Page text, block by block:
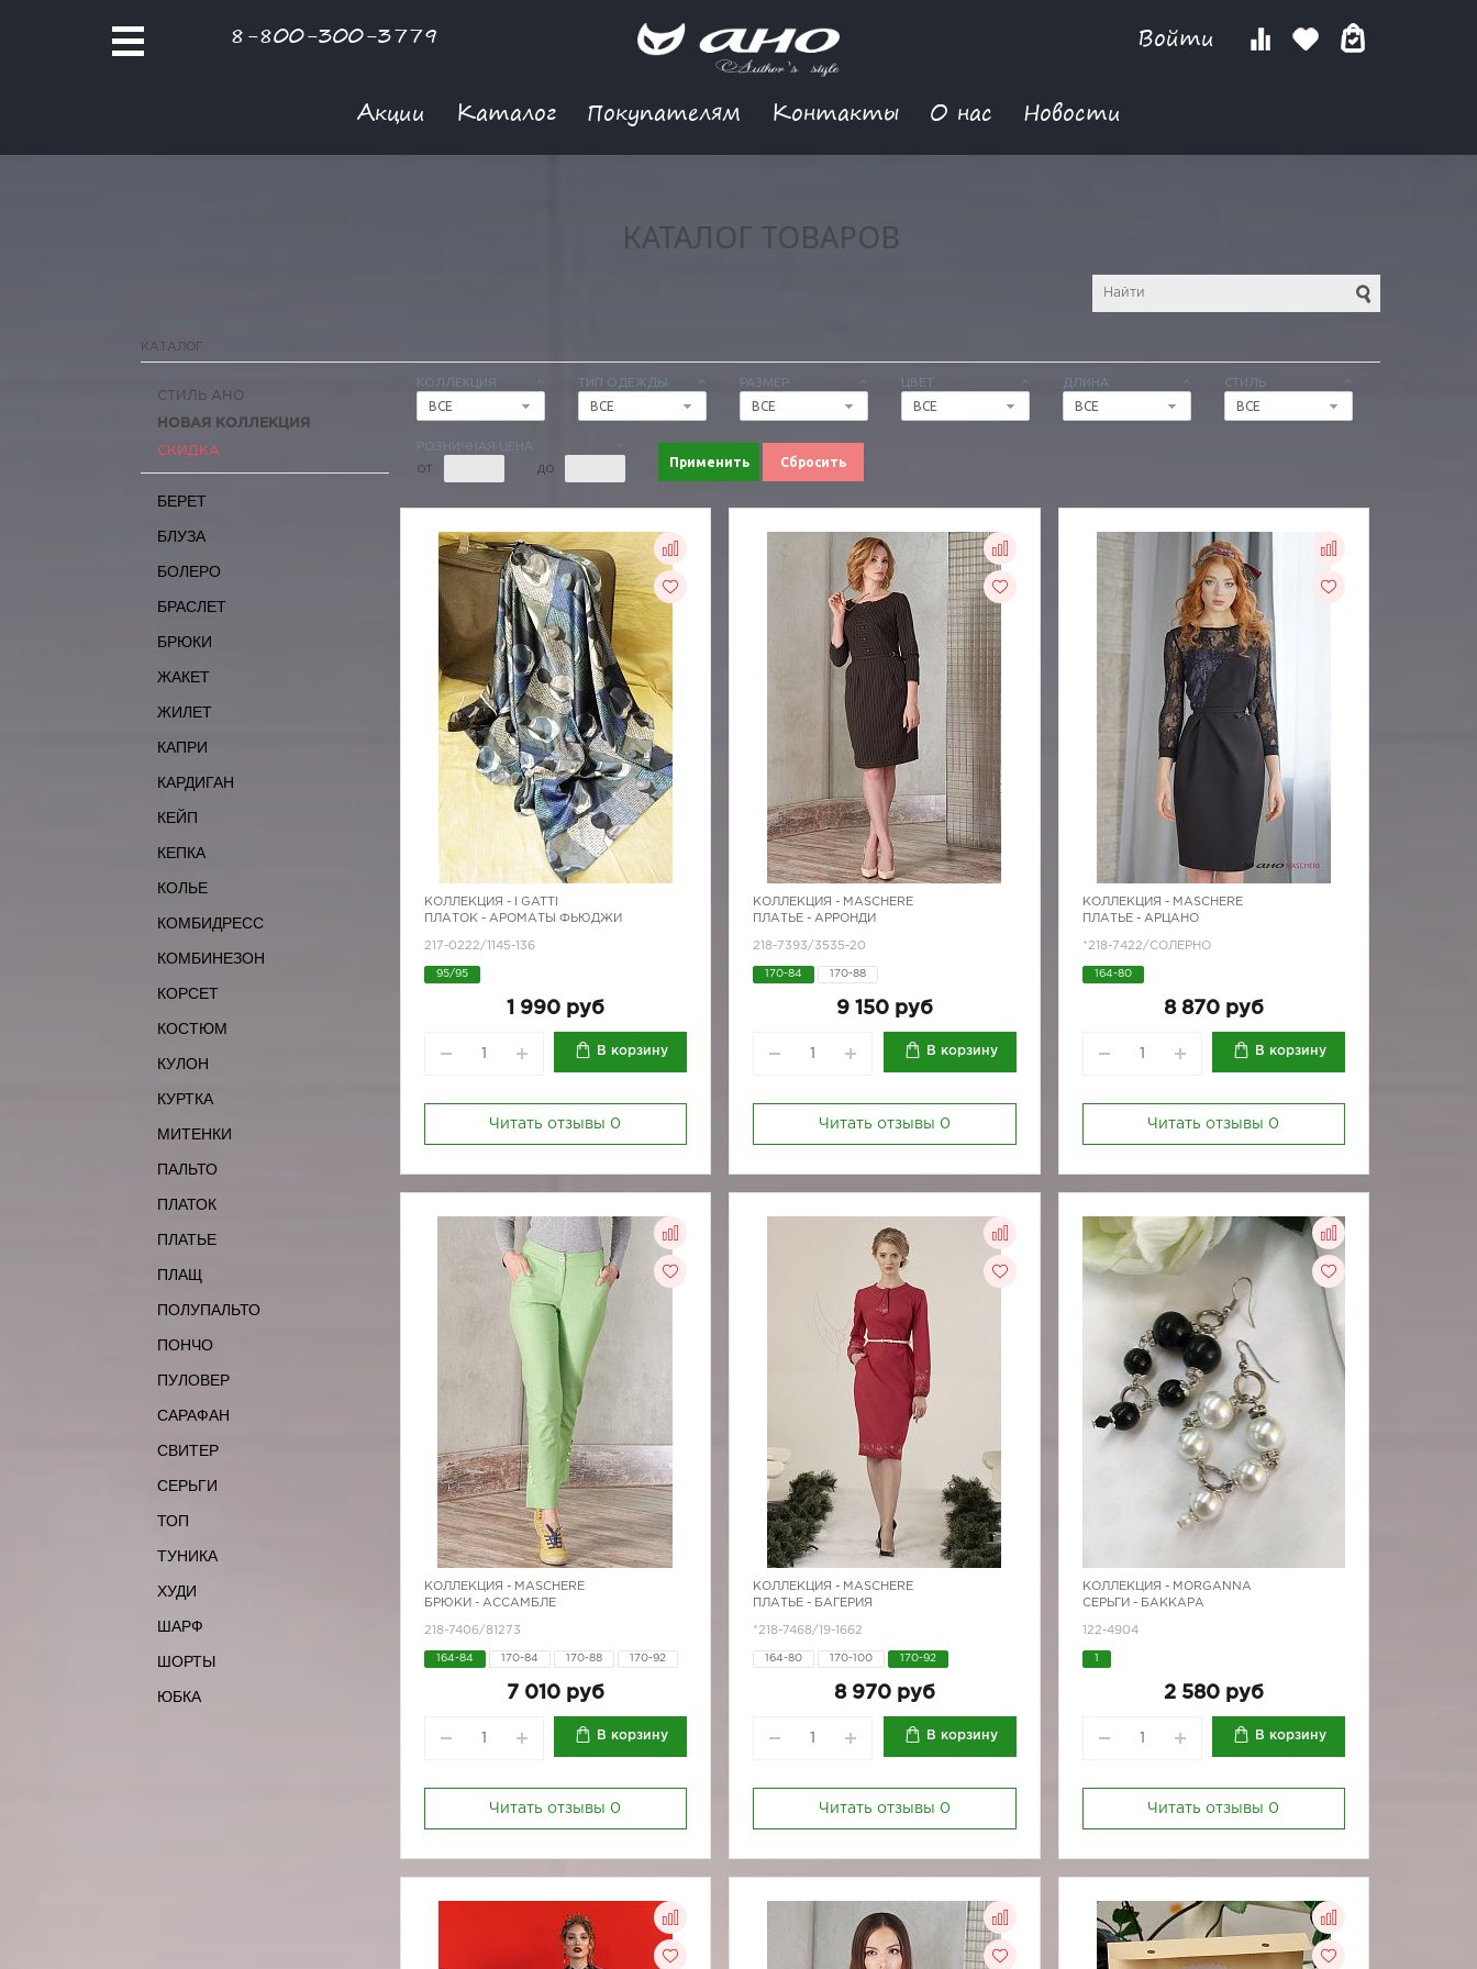
8-800-300-3779 Войти
Акции Каталог Покупателям Контакты О нас Новости
КАТАЛОГ ТОВАРОВ
КАТАЛОГ
КОЛЛЕКЦИЯ
ВСЕ
ТИП ОДЕЖДЫ
ВСЕ
РАЗМЕР
ВСЕ
ЦВЕТ
ВСЕ
ДЛИНА
ВСЕ
СТИЛЬ
ВСЕ
РОЗНИЧНАЯ ЦЕНА
ОТ ДО Применить Сбросить
СТИЛЬ АНО
НОВАЯ КОЛЛЕКЦИЯ
СКИДКА
БЕРЕТ
БЛУЗА
БОЛЕРО
БРАСЛЕТ
БРЮКИ
ЖАКЕТ
ЖИЛЕТ
КАПРИ
КАРДИГАН
КЕЙП
КЕПКА
КОЛЬЕ
КОМБИДРЕСС
КОМБИНЕЗОН
КОРСЕТ
КОСТЮМ
КУЛОН
КУРТКА
МИТЕНКИ
ПАЛЬТО
ПЛАТОК
ПЛАТЬЕ
ПЛАЩ
ПОЛУПАЛЬТО
ПОНЧО
ПУЛОВЕР
САРАФАН
СВИТЕР
СЕРЬГИ
ТОП
ТУНИКА
ХУДИ
ШАРФ
ШОРТЫ
ЮБКА
КОЛЛЕКЦИЯ -
I GATTI
ПЛАТОК - АРОМАТЫ ФЬЮДЖИ
217-0222/1145-136
95/95
1 990 руб
В корзину
Читать отзывы 0
КОЛЛЕКЦИЯ - MASCHERE
ПЛАТЬЕ - АРРОНДИ
218-7393/3535-20
170-84 170-88
9 150 руб
В корзину
Читать отзывы 0
КОЛЛЕКЦИЯ - MASCHERE
ПЛАТЬЕ - АРЦАНО
*218-7422/СОЛЕРНО
164-80
8 870 руб
В корзину
Читать отзывы 0
КОЛЛЕКЦИЯ - MASCHERE
БРЮКИ - АССАМБЛЕ
218-7406/81273
164-84 170-84 170-88 170-92
7 010 руб
В корзину
Читать отзывы 0
КОЛЛЕКЦИЯ - MASCHERE
ПЛАТЬЕ - БАГЕРИЯ
*218-7468/19-1662
164-80 170-100 170-92
8 970 руб
В корзину
Читать отзывы 0
КОЛЛЕКЦИЯ - MORGANNA
СЕРЬГИ - БАККАРА
122-4904
2 580 руб
В корзину
Читать отзывы 0